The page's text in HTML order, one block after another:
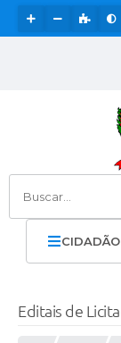
Buscar...
CIDADÃO
Editais de